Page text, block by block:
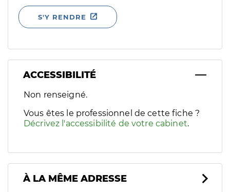
S'Y RENDRE
ACCESSIBILITÉ
Filtres
Sélectionnez un ou plusieurs handicaps/besoins
Non renseigné.
Vous êtes le professionnel de cette fiche ?
Décrivez l'accessibilité de votre cabinet.
À LA MÊME ADRESSE